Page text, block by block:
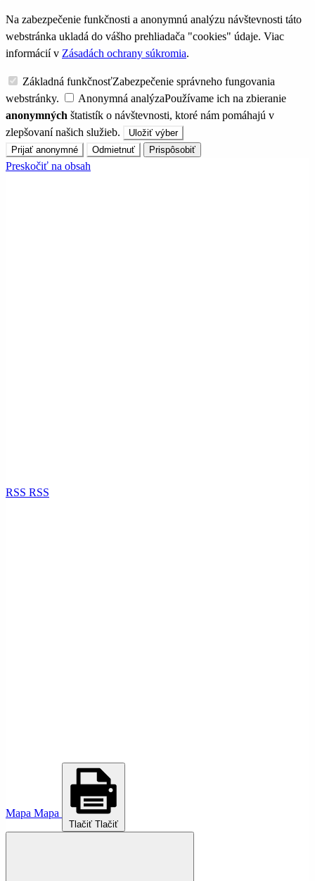
Na zabezpečenie funkčnosti a anonymnú analýzu návštevnosti táto
webstránka ukladá do vášho prehliadača "cookies" údaje. Viac
informácií v Zásadách ochrany súkromia.
Základná funkčnosťZabezpečenie správneho fungovania
webstránky.
Anonymná analýzaPoužívame ich na zbieranie
anonymných štatistík o návštevnosti, ktoré nám pomáhajú v
zlepšovaní našich služieb.
Uložiť výber
Prijať anonymné
Odmietnuť Prispôsobiť
Preskočiť na obsah
RSS RSS
Mapa Mapa
Tlačiť Tlačiť